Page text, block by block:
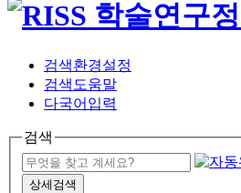
검색환경설정
검색도움말
다국어입력
검색
상세검색